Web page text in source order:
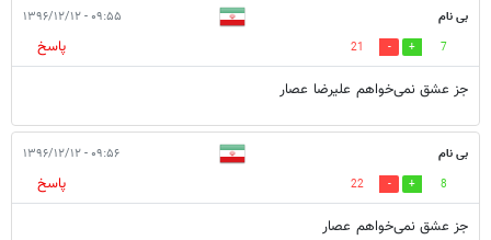
بی نام ۰۹:۵۵ - ۱۳۹۶/۱۲/۱۲
7
21
پاسخ
جز عشق نمی‌خواهم علیرضا عصار
بی نام ۰۹:۵۶ - ۱۳۹۶/۱۲/۱۲
8
22
پاسخ
جز عشق نمی‌خواهم عصار